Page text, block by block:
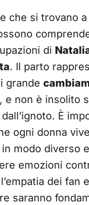
che si trovano
di
. Il parto
grande
, e non è insolito
È
ogni donna
modo diverso
emozioni
dei fan
saranno